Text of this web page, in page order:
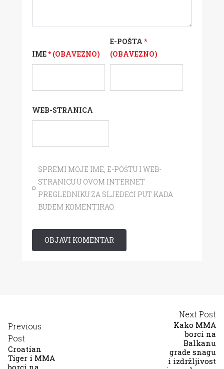
IME* (OBAVEZNO)
E-POŠTA*
(OBAVEZNO)
WEB-STRANICA
SPREMI MOJE IME, E-POŠTU I WEB-
STRANICU U OVOM INTERNET
PREGLEDNIKU ZA SLJEDEĆI PUT KADA
BUDEM KOMENTIRAO.
Previous
Post
Croatian
Tiger i MMA
borci na
Next Post
Kako MMA
borci na
Balkanu
grade snagu
i izdržljivost